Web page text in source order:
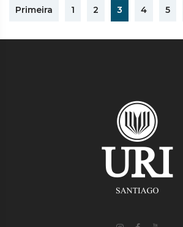
Primeira 1 2 3 4 5